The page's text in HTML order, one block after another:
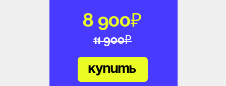
11 900₽
купить
8 900₽